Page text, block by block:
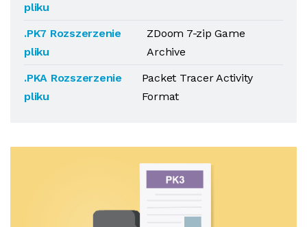
pliku
.PK7 Rozszerzenie
pliku
ZDoom 7-zip Game
Archive
.PKA Rozszerzenie
pliku
Packet Tracer Activity
Format